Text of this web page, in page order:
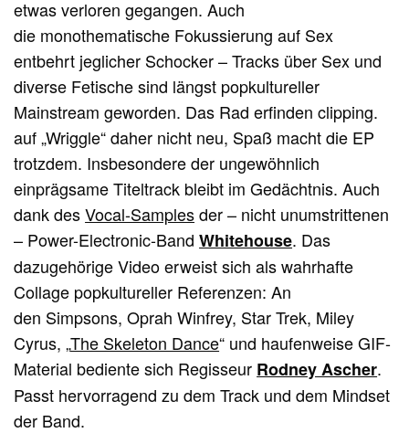
etwas verloren gegangen. Auch
die monothematische Fokussierung auf Sex
entbehrt jeglicher Schocker – Tracks über Sex und
diverse Fetische sind längst popkultureller
Mainstream geworden. Das Rad erfinden clipping.
auf „Wriggle“ daher nicht neu, Spaß macht die EP
trotzdem. Insbesondere der ungewöhnlich
einprägsame Titeltrack bleibt im Gedächtnis. Auch
dank desVocal-Samplesder – nicht unumstrittenen
– Power-Electronic-BandWhitehouse. Das
dazugehörige Video erweist sich als wahrhafte
Collage popkultureller Referenzen: An
den Simpsons, Oprah Winfrey, Star Trek, Miley
Cyrus, „The Skeleton Dance“ und haufenweise GIF-
Material bediente sich Regisseur Rodney Ascher.
Passt hervorragend zu dem Track und dem Mindset
der Band.